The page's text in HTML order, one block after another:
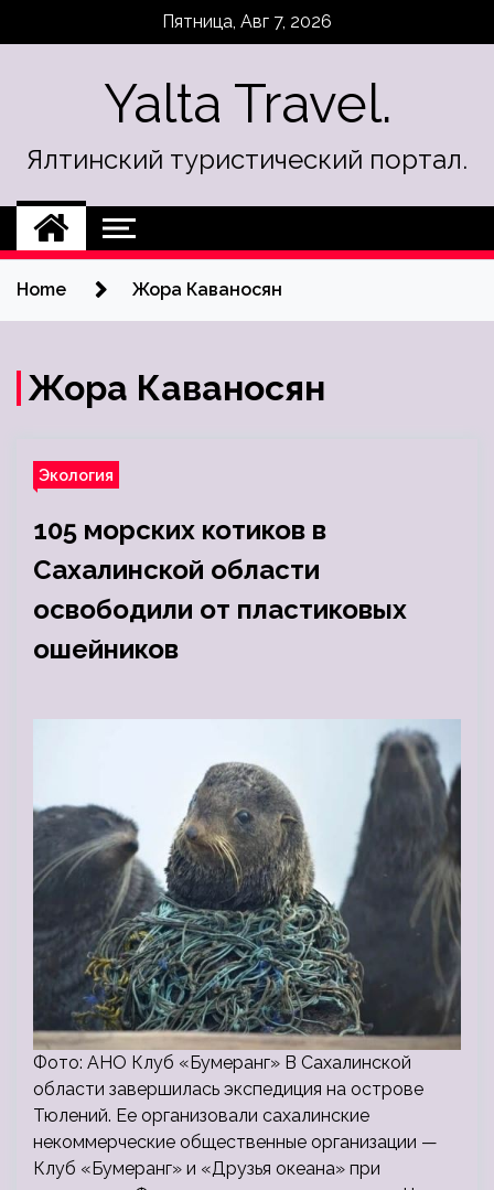
Пятница, Авг 7, 2026
Yalta Travel.
Ялтинский туристический портал.
Home Жора Каваносян
Жора Каваносян
Экология
105 морских котиков в
Сахалинской области
освободили от пластиковых
ошейников
Фото: АНО Клуб «Бумеранг» В Сахалинской
области завершилась экспедиция на острове
Тюлений. Ее организовали сахалинские
некоммерческие общественные организации —
Клуб «Бумеранг» и «Друзья океана» при